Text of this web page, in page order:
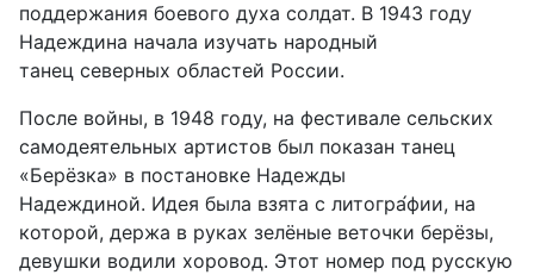
поддержания боевого духа солдат. В 1943 году
Надеждина начала изучать народный
танец северных областей России.
После войны, в 1948 году, на фестивале сельских
самодеятельных артистов был показан танец
«Берёзка» в постановке Надежды
Надеждиной. Идея была взята с литогра́фии, на
которой, держа в руках зелёные веточки берёзы,
девушки водили хоровод. Этот номер под русскую